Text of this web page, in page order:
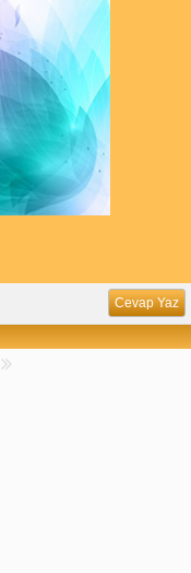
Cevap Yaz